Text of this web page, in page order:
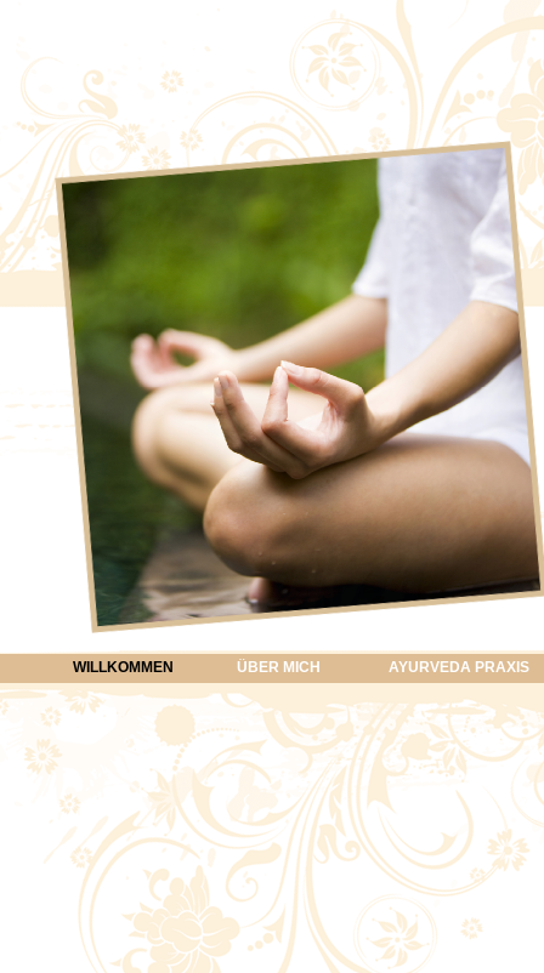
WILLKOMMEN ÜBER MICH AYURVEDA PRAXIS